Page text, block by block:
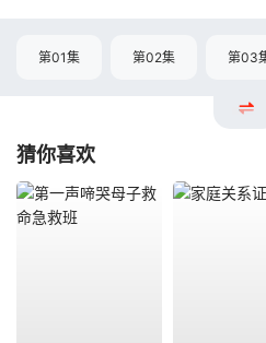
第01集 第02集 第03
猜你喜欢